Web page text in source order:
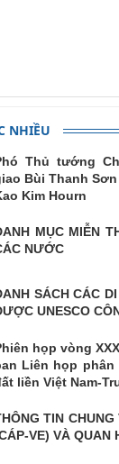
NHIỀU
Thủ tướng
Bùi Thanh
Kim Hourn
MỤC MIỄN
NƯỚC
SÁCH CÁC
UNESCO
họp vòng
Liên họp
liền Việt Nam-
TIN CHUNG
VE) VÀ QUAN